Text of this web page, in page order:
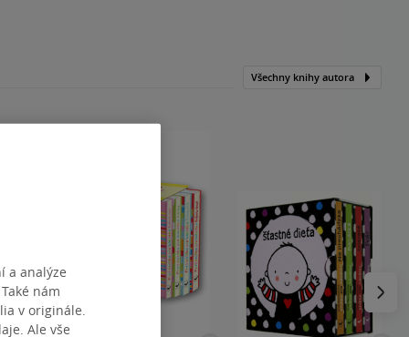
Všechny knihy autora
a analýze
nám
v originále.
Ale vše